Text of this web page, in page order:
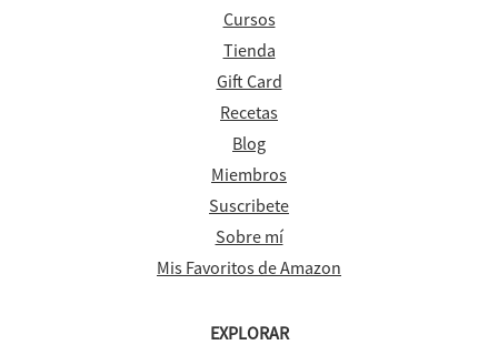
Cursos
Tienda
Gift Card
Recetas
Blog
Miembros
Suscribete
Sobre mí
Mis Favoritos de Amazon
EXPLORAR